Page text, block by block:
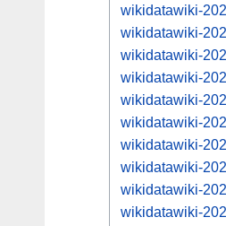
wikidatawiki-
wikidatawiki-
wikidatawiki-
wikidatawiki-
wikidatawiki-
wikidatawiki-
wikidatawiki-
wikidatawiki-
wikidatawiki-
wikidatawiki-